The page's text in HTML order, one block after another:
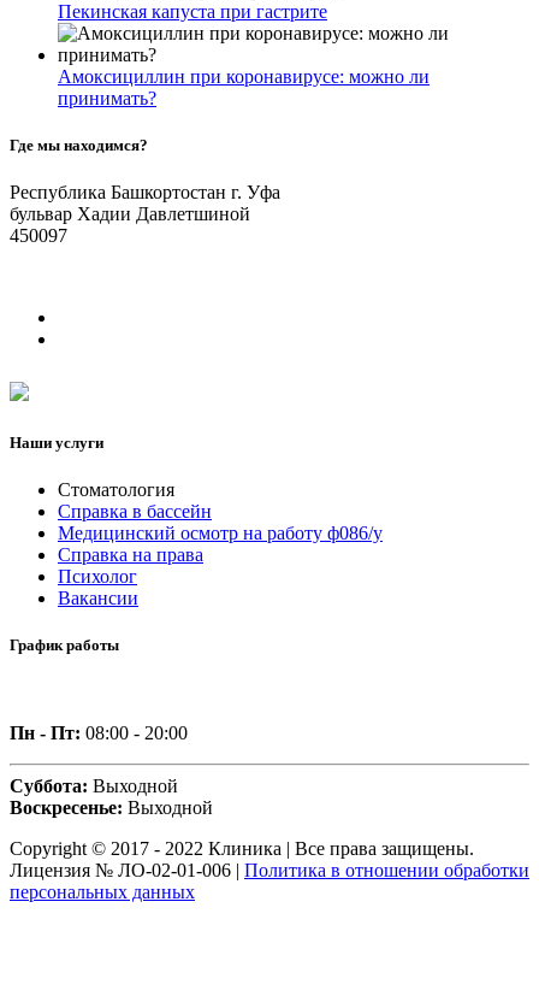
Пекинская капуста при гастрите
Амоксициллин при коронавирусе: можно ли
принимать?
Где мы находимся?
Республика Башкортостан г. Уфа
бульвар Хадии Давлетшиной
450097
Наши услуги
Стоматология
Справка в бассейн
Медицинский осмотр на работу ф086/у
Справка на права
Психолог
Вакансии
График работы
Пн - Пт: 08:00 - 20:00
Суббота: Выходной
Воскресенье: Выходной
Copyright © 2017 - 2022 Клиника | Все права защищены.
Лицензия № ЛО-02-01-006 | Политика в отношении обработки
персональных данных